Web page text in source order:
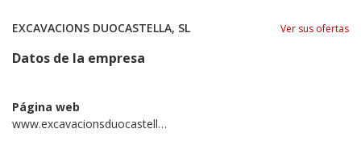
EXCAVACIONS DUOCASTELLA, SL Ver sus ofertas
Datos de la empresa
Página web
www.excavacionsduocastella.com